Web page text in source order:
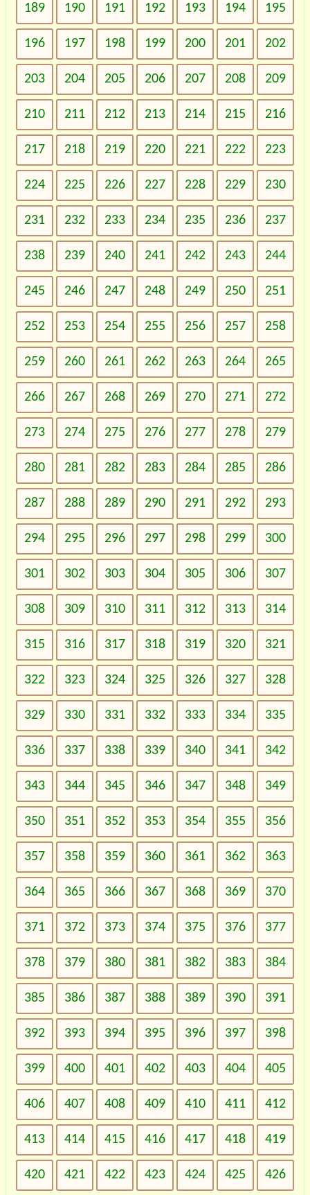
189 190 191 192 193 194 195
196 197 198 199 200 201 202
203 204 205 206 207 208 209
210 211 212 213 214 215 216
217 218 219 220 221 222 223
224 225 226 227 228 229 230
231 232 233 234 235 236 237
238 239 240 241 242 243 244
245 246 247 248 249 250 251
252 253 254 255 256 257 258
259 260 261 262 263 264 265
266 267 268 269 270 271 272
273 274 275 276 277 278 279
280 281 282 283 284 285 286
287 288 289 290 291 292 293
294 295 296 297 298 299 300
301 302 303 304 305 306 307
308 309 310 311 312 313 314
315 316 317 318 319 320 321
322 323 324 325 326 327 328
329 330 331 332 333 334 335
336 337 338 339 340 341 342
343 344 345 346 347 348 349
350 351 352 353 354 355 356
357 358 359 360 361 362 363
364 365 366 367 368 369 370
371 372 373 374 375 376 377
378 379 380 381 382 383 384
385 386 387 388 389 390 391
392 393 394 395 396 397 398
399 400 401 402 403 404 405
406 407 408 409 410 411 412
413 414 415 416 417 418 419
420 421 422 423 424 425 426